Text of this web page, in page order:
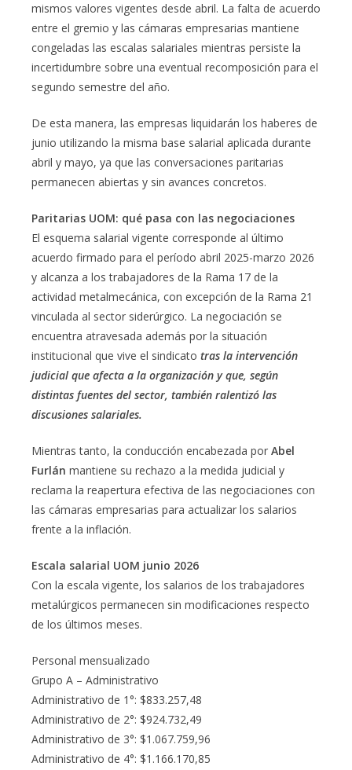
mismos valores vigentes desde abril. La falta de acuerdo
entre el gremio y las cámaras empresarias mantiene
congeladas las escalas salariales mientras persiste la
incertidumbre sobre una eventual recomposición para el
segundo semestre del año.
De esta manera, las empresas liquidarán los haberes de
junio utilizando la misma base salarial aplicada durante
abril y mayo, ya que las conversaciones paritarias
permanecen abiertas y sin avances concretos.
Paritarias UOM: qué pasa con las negociaciones
El esquema salarial vigente corresponde al último
acuerdo firmado para el período abril 2025-marzo 2026
y alcanza a los trabajadores de la Rama 17 de la
actividad metalmecánica, con excepción de la Rama 21
vinculada al sector siderúrgico. La negociación se
encuentra atravesada además por la situación
institucional que vive el sindicato tras la intervención
judicial que afecta a la organización y que, según
distintas fuentes del sector, también ralentizó las
discusiones salariales.
Mientras tanto, la conducción encabezada por Abel
Furlán mantiene su rechazo a la medida judicial y
reclama la reapertura efectiva de las negociaciones con
las cámaras empresarias para actualizar los salarios
frente a la inflación.
Escala salarial UOM junio 2026
Con la escala vigente, los salarios de los trabajadores
metalúrgicos permanecen sin modificaciones respecto
de los últimos meses.
Personal mensualizado
Grupo A – Administrativo
Administrativo de 1°: $833.257,48
Administrativo de 2°: $924.732,49
Administrativo de 3°: $1.067.759,96
Administrativo de 4°: $1.166.170,85